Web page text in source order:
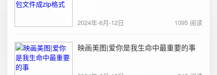
2024年-6月-12日 1095 阅读
映画美图|爱你是我生命中最重要的事